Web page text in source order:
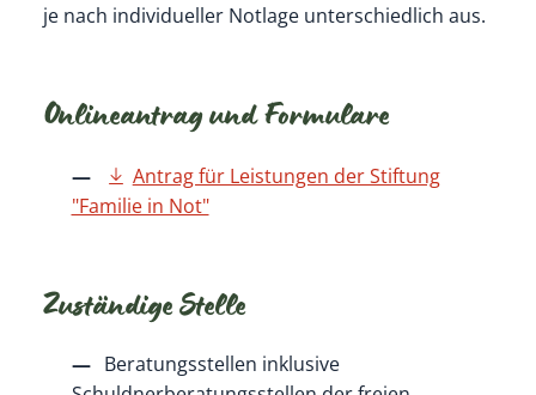
je nach individueller Notlage unterschiedlich aus.
Onlineantrag und Formulare
Antrag für Leistungen der Stiftung
"Familie in Not"
Zuständige Stelle
Beratungsstellen inklusive